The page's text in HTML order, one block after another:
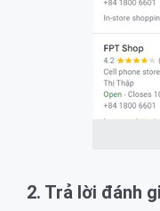
2. Trả lời đánh